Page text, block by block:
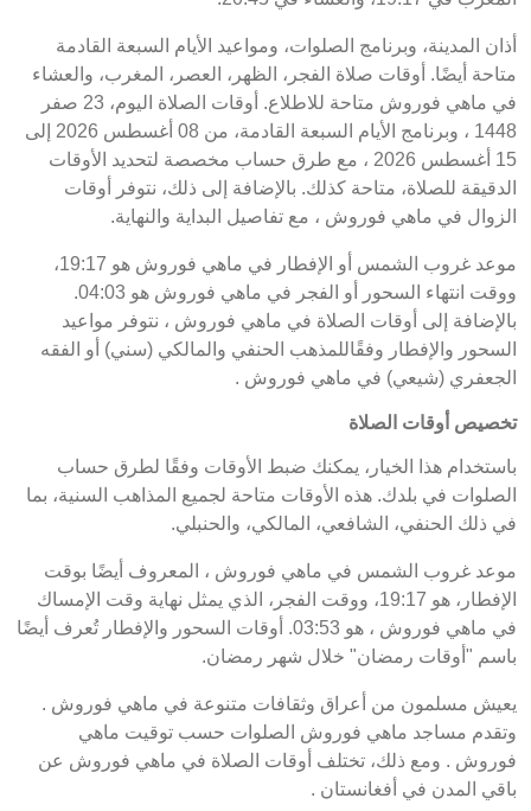
أذان المدينة، وبرنامج الصلوات، ومواعيد الأيام السبعة القادمة
متاحة أيضًا. أوقات صلاة الفجر، الظهر، العصر، المغرب، والعشاء
في ماهي فوروش متاحة للاطلاع. أوقات الصلاة اليوم، 23 صفر
1448 ، وبرنامج الأيام السبعة القادمة، من 08 أغسطس 2026 إلى
15 أغسطس 2026 ، مع طرق حساب مخصصة لتحديد الأوقات
الدقيقة للصلاة، متاحة كذلك. بالإضافة إلى ذلك، نتوفر أوقات
الزوال في ماهي فوروش ، مع تفاصيل البداية والنهاية.
موعد غروب الشمس أو الإفطار في ماهي فوروش هو 19:17،
ووقت انتهاء السحور أو الفجر في ماهي فوروش هو 04:03.
بالإضافة إلى أوقات الصلاة في ماهي فوروش ، نتوفر مواعيد
السحور والإفطار وفقًاللمذهب الحنفي والمالكي (سني) أو الفقه
الجعفري (شيعي) في ماهي فوروش .
تخصيص أوقات الصلاة
باستخدام هذا الخيار، يمكنك ضبط الأوقات وفقًا لطرق حساب
الصلوات في بلدك. هذه الأوقات متاحة لجميع المذاهب السنية، بما
في ذلك الحنفي، الشافعي، المالكي، والحنبلي.
موعد غروب الشمس في ماهي فوروش ، المعروف أيضًا بوقت
الإفطار، هو 19:17، ووقت الفجر، الذي يمثل نهاية وقت الإمساك
في ماهي فوروش ، هو 03:53. أوقات السحور والإفطار تُعرف أيضًا
باسم "أوقات رمضان" خلال شهر رمضان.
يعيش مسلمون من أعراق وثقافات متنوعة في ماهي فوروش .
وتقدم مساجد ماهي فوروش الصلوات حسب توقيت ماهي
فوروش . ومع ذلك، تختلف أوقات الصلاة في ماهي فوروش عن
باقي المدن في أفغانستان .